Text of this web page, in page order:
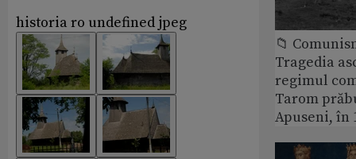
historia ro undefined jpeg
📁
Tragedia
regimul
Tarom
Apuseni, în